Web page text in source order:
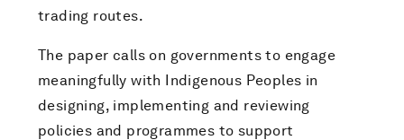
trading routes.
The paper calls on governments to engage
meaningfully with Indigenous Peoples in
designing, implementing and reviewing
policies and programmes to support